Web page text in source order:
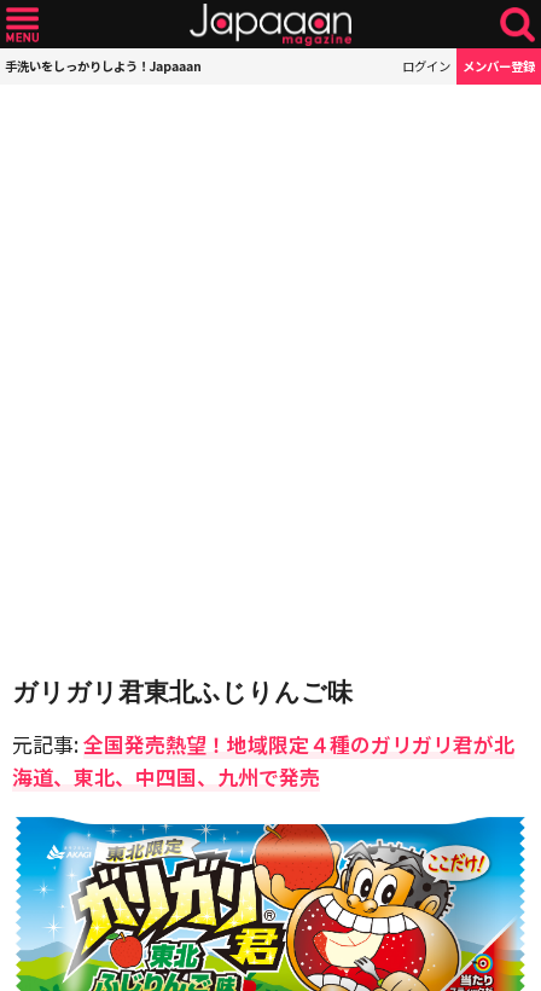
手洗いをしっかりしよう！Japaaan ログイン メンバー登録
ガリガリ君東北ふじりんご味
元記事:全国発売熱望！地域限定４種のガリガリ君が北
海道、東北、中四国、九州で発売